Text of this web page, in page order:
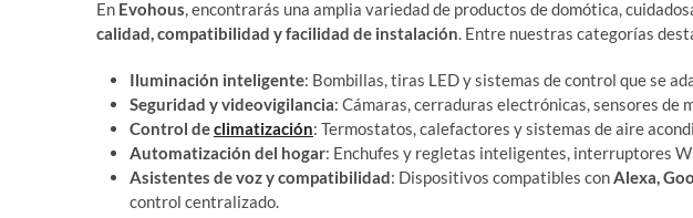
En Evohous, encontrarás una amplia variedad de productos de domótica,
calidad, compatibilidad y facilidad de instalación. Entre nuestras categorías
Iluminación inteligente: Bombillas, tiras LED y sistemas de control que se
Seguridad y videovigilancia: Cámaras, cerraduras electrónicas, sensores
Control declimatización: Termostatos, calefactores y sistemas de aire
Automatización del hogar: Enchufes y regletas inteligentes, interruptores
Asistentes de voz y compatibilidad: Dispositivos compatibles conAlexa,
control centralizado.